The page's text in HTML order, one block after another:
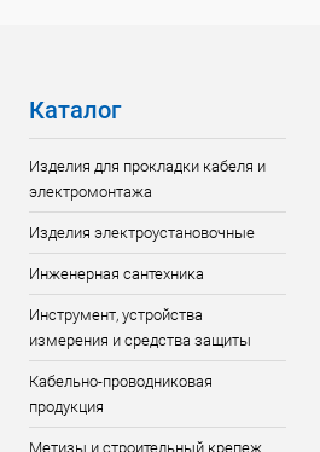
Каталог
Изделия для прокладки кабеля и
электромонтажа
Изделия электроустановочные
Инженерная сантехника
Инструмент, устройства
измерения и средства защиты
Кабельно-проводниковая
продукция
Метизы и строительный крепеж